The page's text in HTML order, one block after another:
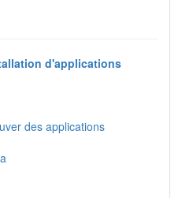
d'applications
des applications